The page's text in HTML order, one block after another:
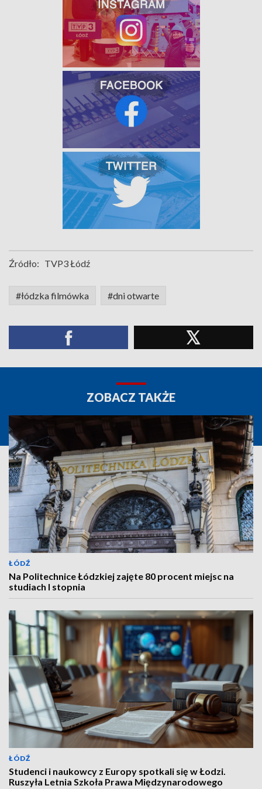
Źródło: TVP3 Łódź
#łódzka filmówka #dni otwarte
ZOBACZ TAKŻE
ŁÓDŹ
Na Politechnice Łódzkiej zajęte 80 procent miejsc na
studiach I stopnia
ŁÓDŹ
Studenci i naukowcy z Europy spotkali się w Łodzi.
Ruszyła Letnia Szkoła Prawa Międzynarodowego